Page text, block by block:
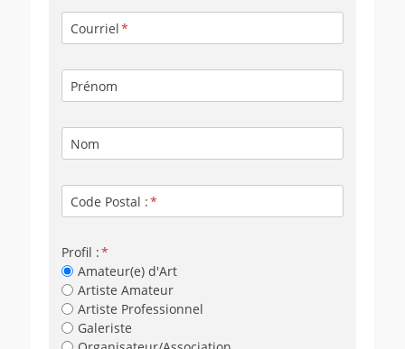
Courriel
Prénom
Nom
Code Postal :
Profil :
Amateur(e) d'Art
Artiste Amateur
Artiste Professionnel
Galeriste